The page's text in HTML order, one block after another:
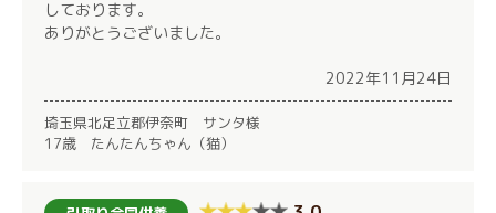
しております。
ありがとうございました。
2022年11月24日
埼玉県北足立郡伊奈町 サンタ様
17歳 たんたんちゃん（猫）